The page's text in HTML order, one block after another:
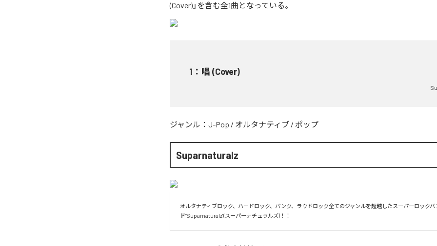
(Cover)」を含む全1曲となっている。
1 ： 唱 (Cover)
ジャンル： J-Pop / オルタナティブ / ポップ
Suparnaturalz
オルタナティブロック、ハードロック、パンク、ラウドロック全てのジャンルを超越したスーパーロックバ
ド”Suparnaturalz"(スーパーナチュラルズ)！！